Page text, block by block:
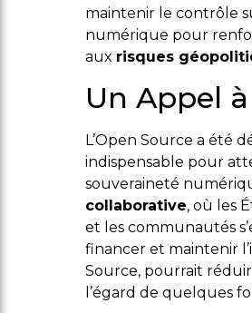
maintenir le contrôle
numérique pour
aux risques
Un Appel
L’Open Source a été
indispensable pour
souveraineté
collaborative, où les
et les communautés
financer et maintenir
Source, pourrait
l’égard de quelques